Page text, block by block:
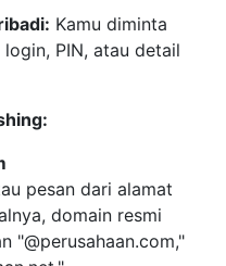
Kamu diminta
PIN, atau detail
pesan dari alamat
domain resmi
"@perusahaan.com,"